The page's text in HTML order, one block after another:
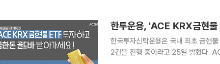
한투운용, 'ACE KRX금현
한국투자신탁운용은 국내 최초 금현
2건을 진행 중이라고 25일 밝혔다.